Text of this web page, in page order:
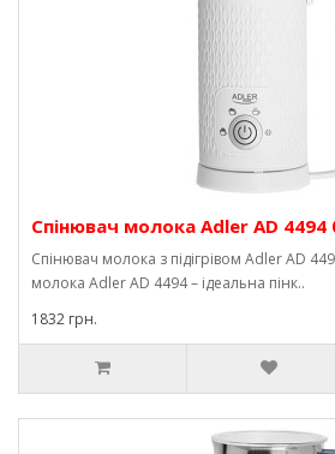
Спінювач молока Adler AD 4494
Спінювач молока з підігрівом Adler AD
молока Adler AD 4494 – ідеальна пінк..
1832 грн.